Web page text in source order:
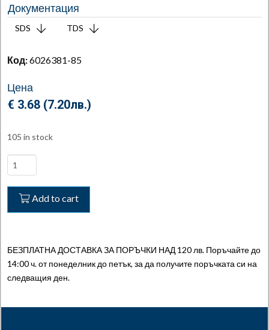
Документация
SDS TDS
Код:6026381-85
Цена
€ 3.68 (7.20лв.)
105 in stock
Bremsenreiniger
-
Обезмаслител
спирачни
части
Add to cart
БЕЗПЛАТНА ДОСТАВКА ЗА ПОРЪЧКИ НАД 120 лв. Поръчайте до
14:00 ч. от понеделник до петък, за да получите поръчката си на
следващия ден.